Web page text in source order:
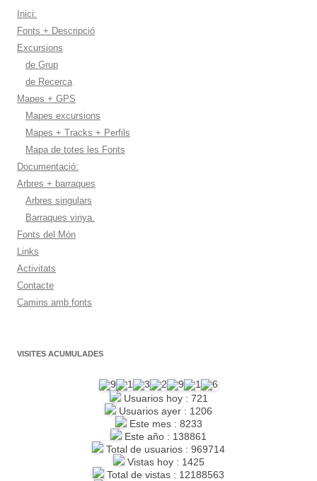
Inici:
Fonts + Descripció
Excursions
de Grup
de Recerca
Mapes + GPS
Mapes excursions
Mapes + Tracks + Perfils
Mapa de totes les Fonts
Documentació:
Arbres + barraques
Arbres singulars
Barraques vinya.
Fonts del Món
Links
Activitats
Contacte
Camins amb fonts
VISITES ACUMULADES
Usuarios hoy : 721
Usuarios ayer : 1206
Este mes : 8233
Este año : 138861
Total de usuarios : 969714
Vistas hoy : 1425
Total de vistas : 12188563